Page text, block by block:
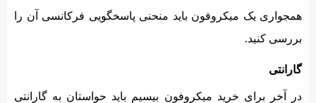
همجواری یک میکروفون باید منحنی پاسخگویی فرکانسی آن را
بررسی کنید.
گارانتی
در آخر برای خرید میکروفون بیسیم باید حواستان به گارانتی